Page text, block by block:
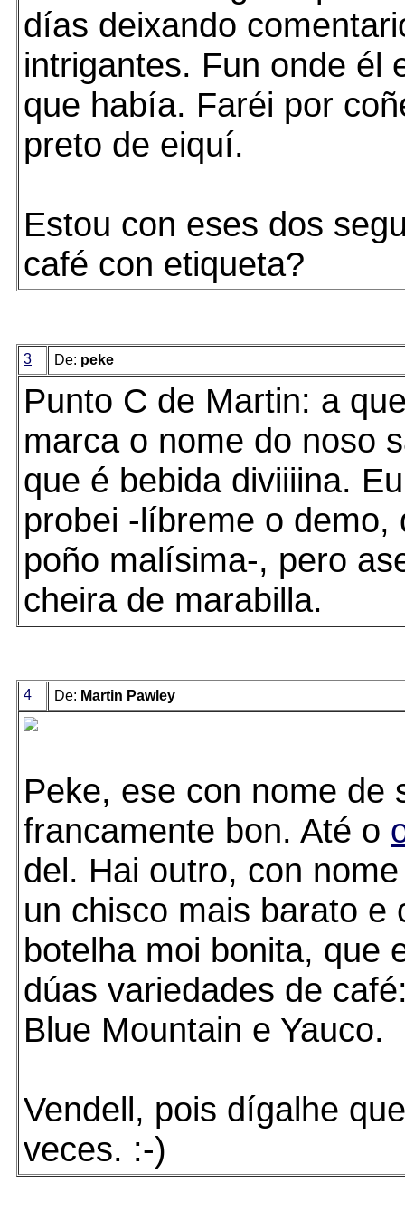
días deixando
intrigantes. Fun onde él
que había. Faréi por
preto de eiquí.
Estou con eses dos
café con etiqueta?
3 De: peke
Punto C de Martin: a
marca o nome do noso
que é bebida diviiiina.
probei -líbreme o demo,
poño malísima-, pero
cheira de marabilla.
4 De: Martin Pawley
Peke, ese con nome de
francamente bon. Até o
del. Hai outro, con
un chisco mais barato e
botelha moi bonita, que
dúas variedades de
Blue Mountain e Yauco.
Vendell, pois dígalhe
veces. :-)